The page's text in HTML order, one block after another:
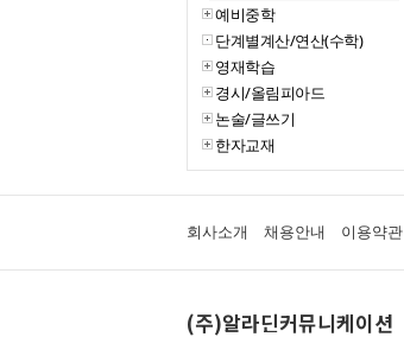
예비중학
단계별계산/연산(수학)
영재학습
경시/올림피아드
논술/글쓰기
한자교재
회사소개 채용안내 이용약관
(주)알라딘커뮤니케이션